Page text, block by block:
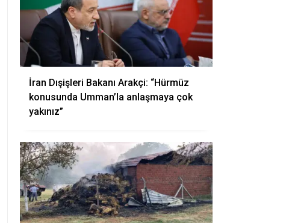
İran Dışişleri Bakanı Arakçi: “Hürmüz
konusunda Umman’la anlaşmaya çok
yakınız”